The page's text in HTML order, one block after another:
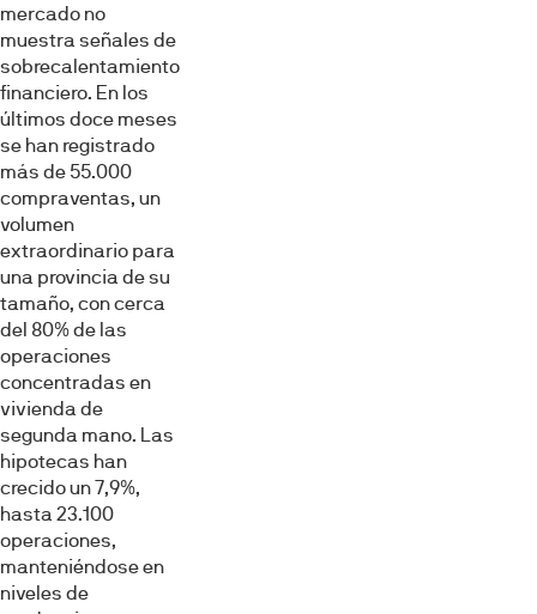
mercado no
muestra señales de
sobrecalentamiento
financiero. En los
últimos doce meses
se han registrado
más de 55.000
compraventas, un
volumen
extraordinario para
una provincia de su
tamaño, con cerca
del 80% de las
operaciones
concentradas en
vivienda de
segunda mano. Las
hipotecas han
crecido un 7,9%,
hasta 23.100
operaciones,
manteniéndose en
niveles de